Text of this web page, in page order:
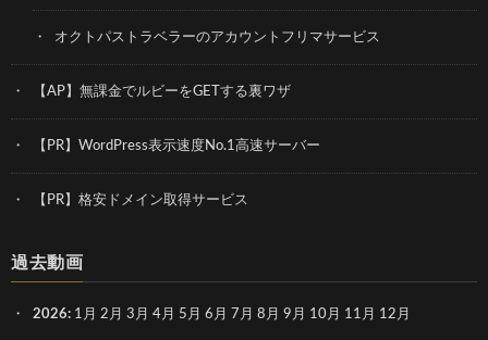
オクトパストラベラーのアカウントフリマサービス
【AP】無課金でルビーをGETする裏ワザ
【PR】WordPress表示速度No.1高速サーバー
【PR】格安ドメイン取得サービス
過去動画
2026: 1月 2月 3月 4月 5月 6月 7月 8月 9月 10月 11月 12月